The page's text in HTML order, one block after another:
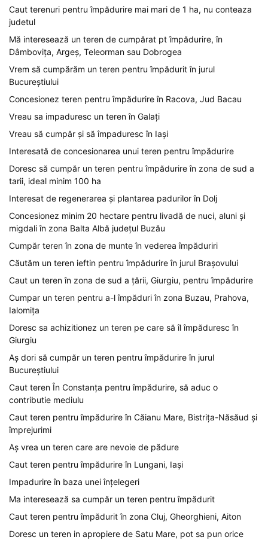
Caut terenuri pentru împădurire mai mari de 1 ha, nu conteaza
judetul
Mă interesează un teren de cumpărat pt împădurire, în
Dâmbovița, Argeș, Teleorman sau Dobrogea
Vrem să cumpărăm un teren pentru împădurit în jurul
Bucureștiului
Concesionez teren pentru împădurire în Racova, Jud Bacau
Vreau sa impaduresc un teren în Galați
Vreau să cumpăr și să împaduresc în Iași
Interesată de concesionarea unui teren pentru împădurire
Doresc să cumpăr un teren pentru împădurire în zona de sud a
tarii, ideal minim 100 ha
Interesat de regenerarea și plantarea padurilor în Dolj
Concesionez minim 20 hectare pentru livadă de nuci, aluni și
migdali în zona Balta Albă județul Buzău
Cumpăr teren în zona de munte în vederea împăduriri
Căutăm un teren ieftin pentru împădurire în jurul Brașovului
Caut un teren în zona de sud a țării, Giurgiu, pentru împădurire
Cumpar un teren pentru a-l împăduri în zona Buzau, Prahova,
Ialomița
Doresc sa achizitionez un teren pe care să îl împăduresc în
Giurgiu
Aș dori să cumpăr un teren pentru împădurire în jurul
Bucureștiului
Caut teren În Constanța pentru împădurire, să aduc o
contributie mediulu
Caut teren pentru împădurire în Căianu Mare, Bistrița-Năsăud și
împrejurimi
Aș vrea un teren care are nevoie de pădure
Caut teren pentru împădurire în Lungani, Iași
Impadurire în baza unei înțelegeri
Ma interesează sa cumpăr un teren pentru împădurit
Caut teren pentru împădurit în zona Cluj, Gheorghieni, Aiton
Doresc un teren in apropiere de Satu Mare, pot sa pun orice